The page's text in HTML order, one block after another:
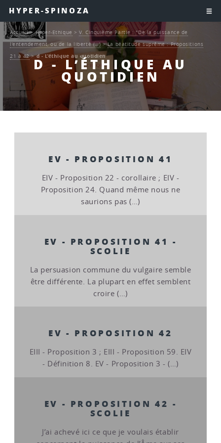
HYPER-SPINOZA
D - L’ÉTHIQUE AU
QUOTIDIEN
Accueil>Hyper-Ethique >V. Cinquième Partie : "De la puissance de
l’entendement, ou de la liberté (…)>La béatitude suprême : Propositions
21 à 42>d - L’éthique au quotidien
EV - PROPOSITION 41
EIV - Proposition 22 - corollaire ; EIV -
Proposition 24. Quand même nous ne
saurions pas (…)
EV - PROPOSITION 41 -
SCOLIE
La persuasion commune du vulgaire semble
être différente. La plupart en effet semblent
croire (…)
EV - PROPOSITION 42
EIII - Proposition 3 ; EIII - Proposition 59. EIV
- Définition 8. EV - Proposition 3 - (…)
EV - PROPOSITION 42 -
SCOLIE
J’ai achevé ici ce que je voulais établir